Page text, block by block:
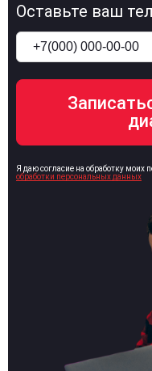
Оставьте ваш
Я даю согласие на обработку моих
обработки персональных данных